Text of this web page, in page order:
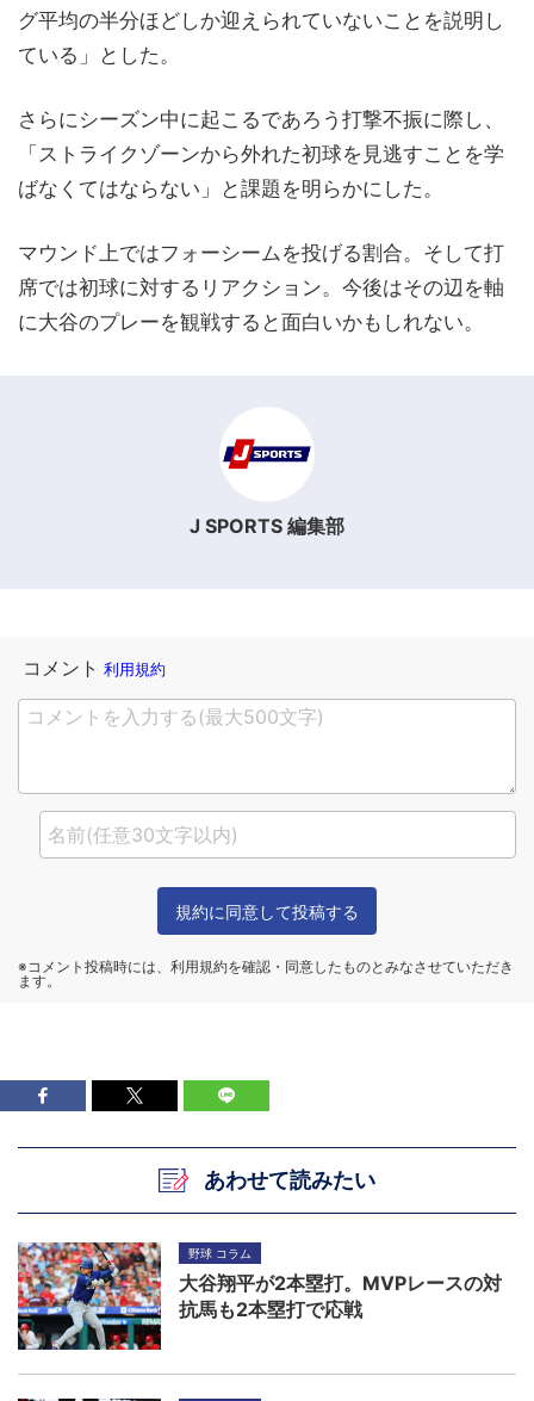
グ平均の半分ほどしか迎えられていないことを説明し
ている」とした。
さらにシーズン中に起こるであろう打撃不振に際し、
「ストライクゾーンから外れた初球を見逃すことを学
ばなくてはならない」と課題を明らかにした。
マウンド上ではフォーシームを投げる割合。そして打
席では初球に対するリアクション。今後はその辺を軸
に大谷のプレーを観戦すると面白いかもしれない。
J SPORTS 編集部
あわせて読みたい
野球 コラム
大谷翔平が2本塁打。MVPレースの対
抗馬も2本塁打で応戦